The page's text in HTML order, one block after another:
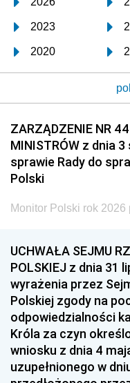
2023
2020
2017
2014
2011
2008
2005
1996
1993
1990
1987
1984
1981
ZARZĄDZENIE NR
MINISTRÓW z dnia
sprawie Rady do
Polski
Monitor Polski rok 2026
UCHWAŁA SEJMU
POLSKIEJ z dnia 31
wyrażenia przez
Polskiej zgody na
odpowiedzialności
Króla za czyn
wniosku z dnia 4
uzupełnionego w